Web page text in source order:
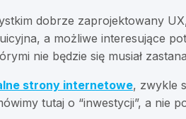
dobrze zaprojektowany
a możliwe interesujące
nie będzie się musiał
strony internetowe, zwykle
tutaj o “inwestycji”, a nie